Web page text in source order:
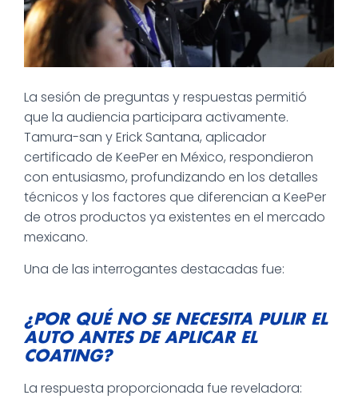
La sesión de preguntas y respuestas permitió
que la audiencia participara activamente.
Tamura-san y Erick Santana, aplicador
certificado de KeePer en México, respondieron
con entusiasmo, profundizando en los detalles
técnicos y los factores que diferencian a KeePer
de otros productos ya existentes en el mercado
mexicano.
Una de las interrogantes destacadas fue:
¿POR QUÉ NO SE NECESITA PULIR EL
AUTO ANTES DE APLICAR EL
COATING?
La respuesta proporcionada fue reveladora: